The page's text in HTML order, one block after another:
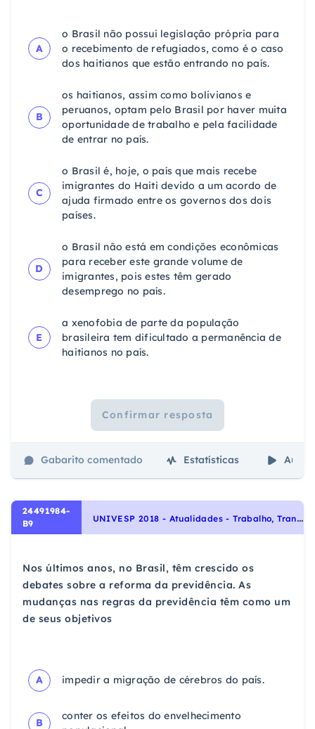
A
o Brasil não possui legislação própria para
o recebimento de refugiados, como é o caso
dos haitianos que estão entrando no país.
B
os haitianos, assim como bolivianos e
peruanos, optam pelo Brasil por haver muita
oportunidade de trabalho e pela facilidade
de entrar no país.
C
o Brasil é, hoje, o país que mais recebe
imigrantes do Haiti devido a um acordo de
ajuda firmado entre os governos dos dois
países.
D
o Brasil não está em condições econômicas
para receber este grande volume de
imigrantes, pois estes têm gerado
desemprego no país.
E
a xenofobia de parte da população
brasileira tem dificultado a permanência de
haitianos no país.
Confirmar resposta
Gabarito comentado Estatísticas Aulas
24491984-
B9
U
NIVESP 2018 - Atualidades - Trabalho, Transporte, Previdência e outras Questões Sociais, Questões Sociais
Nos últimos anos, no Brasil, têm crescido os
debates sobre a reforma da previdência. As
mudanças nas regras da previdência têm como um
de seus objetivos
A impedir a migração de cérebros do país.
B
conter os efeitos do envelhecimento